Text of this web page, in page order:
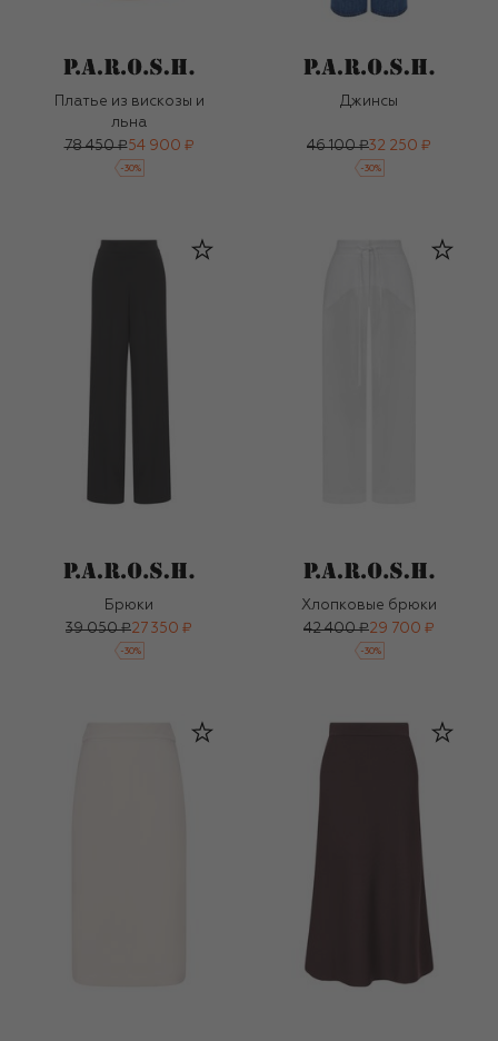
Платье из вискозы и
льна
78 450 ₽54 900 ₽
-30%
Джинсы
46 100 ₽32 250 ₽
-30%
Брюки
39 050 ₽27 350 ₽
-30%
Хлопковые брюки
42 400 ₽29 700 ₽
-30%